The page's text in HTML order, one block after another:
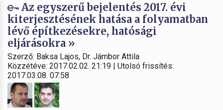
Az egyszerű bejelentés 2017. évi
kiterjesztésének hatása a folyamatban
lévő építkezésekre, hatósági
eljárásokra »
Szerző: Baksa Lajos, Dr. Jámbor Attila
Közzétéve: 2017.02.02. 21:19 | Utolsó frissítés:
2017.03.08. 07:58